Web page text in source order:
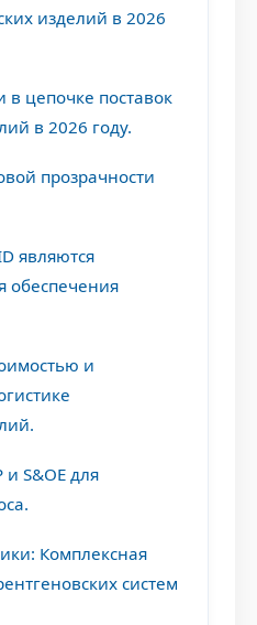
изделий в 2026
цепочке поставок
в 2026 году.
прозрачности
являются
обеспечения
и
S&OE для
Комплексная
систем